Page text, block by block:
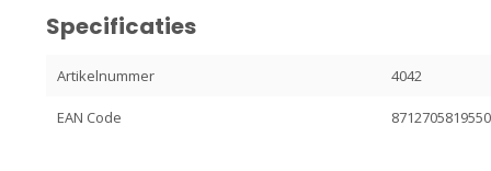
Specificaties
Artikelnummer 4042
EAN Code 8712705819550